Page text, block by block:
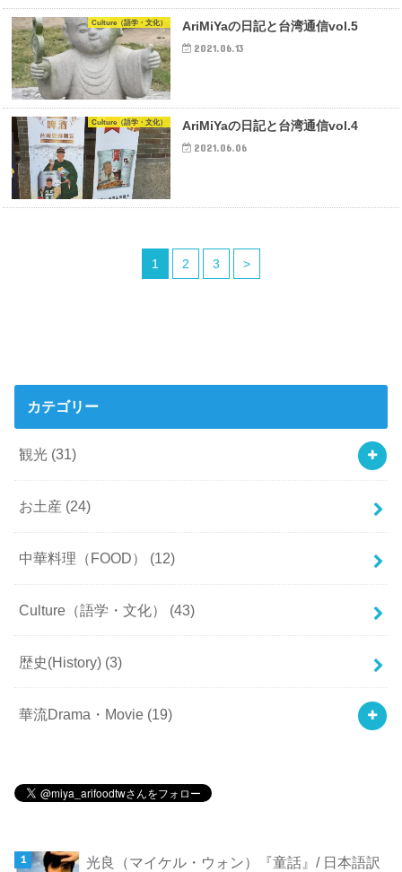
Culture（語学・文化） AriMiYaの日記と台湾通信vol.5
2021.06.13
Culture（語学・文化） AriMiYaの日記と台湾通信vol.4
2021.06.06
1 2 3 >
カテゴリー
観光 (31)
お土産 (24)
中華料理（FOOD） (12)
Culture（語学・文化） (43)
歴史(History) (3)
華流Drama・Movie (19)
光良（マイケル・ウォン）『童話』/ 日本語訳